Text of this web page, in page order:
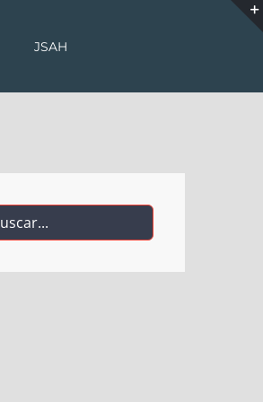
JSAH